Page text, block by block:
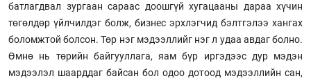
батлагдвал зургаан сараас доошгүй хугацааны дараа хүчин
төгөлдөр үйлчилдэг болж, бизнес эрхлэгчид бэлтгэлээ хангах
боломжтой болсон. Төр нэг мэдээллийг нэг л удаа авдаг болно.
Өмнө нь төрийн байгууллага, яам бүр иргэдээс дур мэдэн
мэдээлэл шаарддаг байсан бол одоо дотоод мэдээллийн сан,